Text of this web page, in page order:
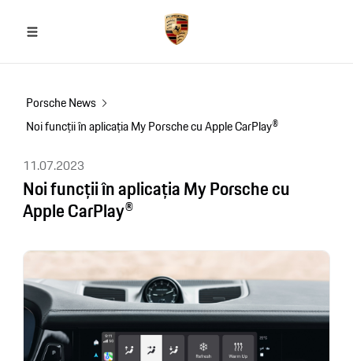
Porsche News
Noi funcții în aplicația My Porsche cu Apple CarPlay®
11.07.2023
Noi funcții în aplicația My Porsche cu
Apple CarPlay®